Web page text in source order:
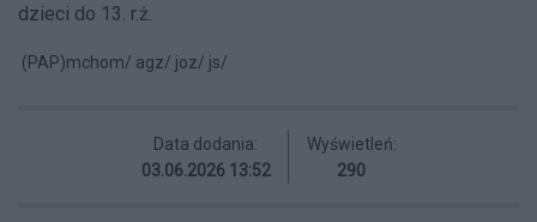
dzieci do 13. r.ż.
(PAP)mchom/ agz/ joz/ js/
Data dodania:
03.06.2026 13:52
Wyświetleń:
290